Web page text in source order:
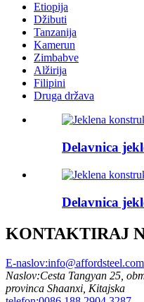
Etiopija
Džibuti
Tanzanija
Kamerun
Zimbabve
Alžirija
Filipini
Druga država
Delavnica
Delavnica
KONTAKTIRAJ
E-naslov:info@affordsteel.com
Naslov:Cesta Tangyan 25,
provinca Shaanxi, Kitajska